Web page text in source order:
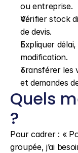
ou entreprise.
Vérifier stock
de devis.
Expliquer
modification.
Transférer les
et demandes
Quels
?
Pour cadrer : «
groupée, j’ai